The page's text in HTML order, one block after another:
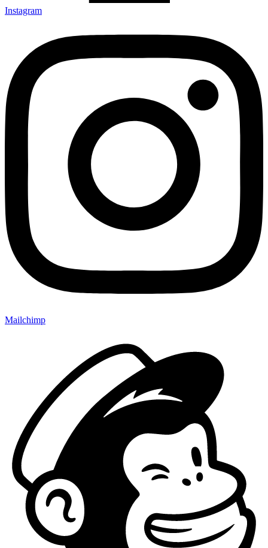
Instagram
Mailchimp